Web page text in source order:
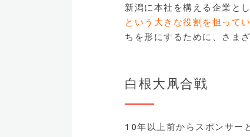
新潟に本社を構える企業と
という大きな役割を担って
ちを形にするために、さま
白根大凧合戦
10年以上前からスポンサー